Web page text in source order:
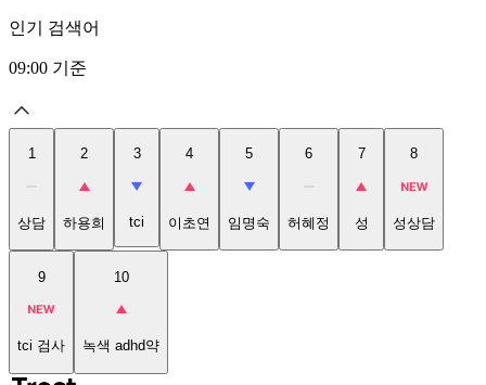
인기 검색어
09:00 기준
1
상담
2
하용희
3
tci
4
이초연
5
임명숙
6
허혜정
7
성
8
성상담
9
tci 검사
10
녹색 adhd약